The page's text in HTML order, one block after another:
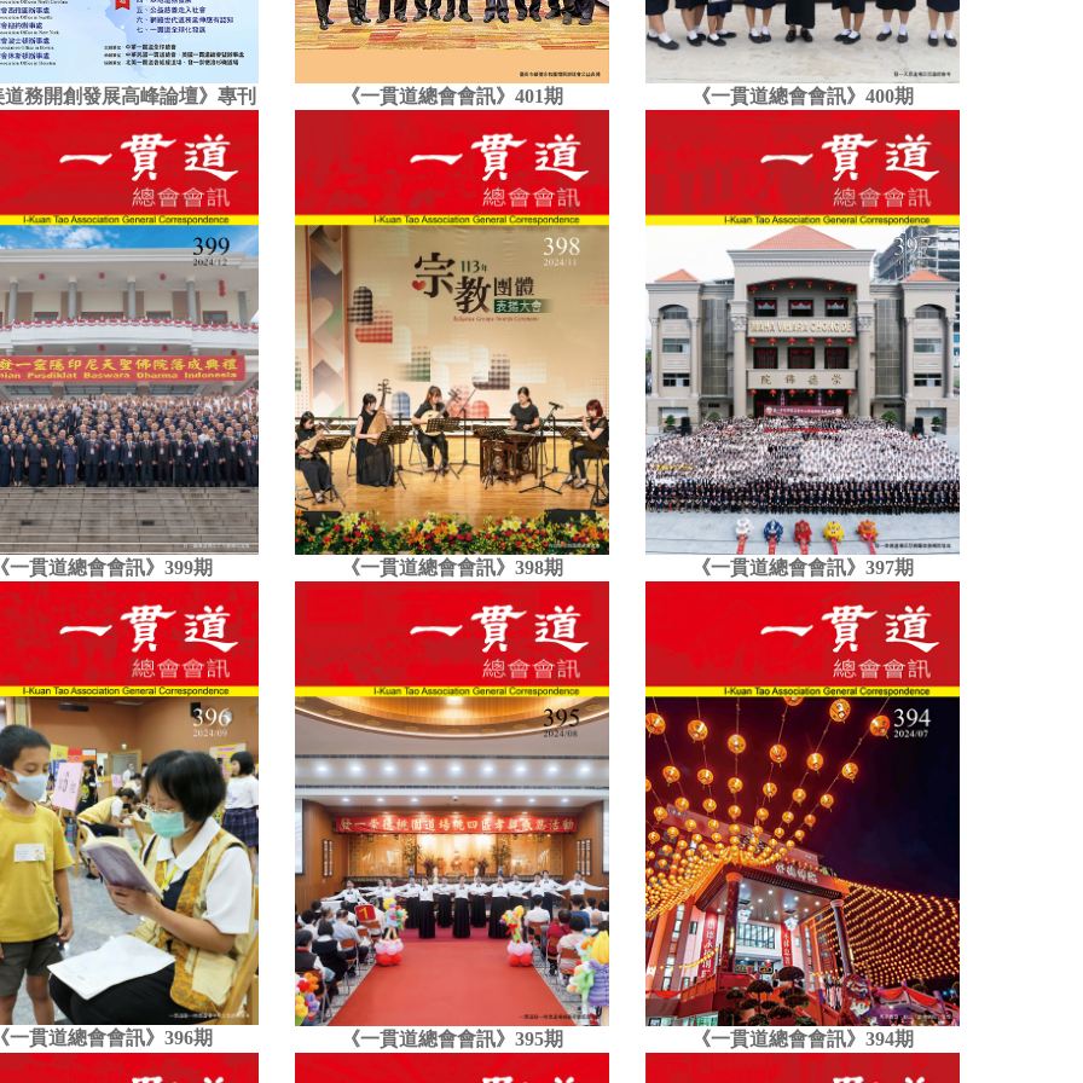
務開創發展高峰論壇》專刊 《一貫道總會會訊》401期 《一貫道總會會訊》400期
一貫道總會會訊》399期 《一貫道總會會訊》398期 《一貫道總會會訊》397期
一貫道總會會訊》396期 《一貫道總會會訊》395期 《一貫道總會會訊》394期